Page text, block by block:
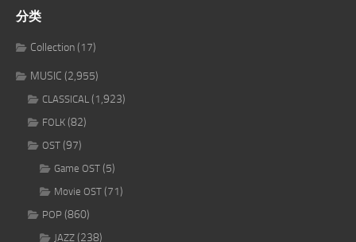
分类
Collection(17)
MUSIC (2,955)
CLASSICAL (1,923)
FOLK (82)
OST (97)
Game OST (5)
Movie OST (71)
POP (860)
JAZZ (238)